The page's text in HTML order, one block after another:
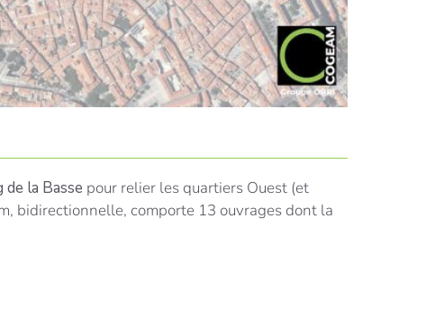
de la Basse pour relier les quartiers Ouest (et
bidirectionnelle, comporte 13 ouvrages dont la